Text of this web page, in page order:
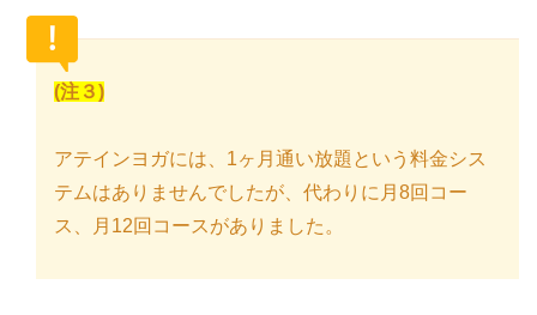
(注３)
アテインヨガには、1ヶ月通い放題という料金シス
テムはありませんでしたが、代わりに月8回コー
ス、月12回コースがありました。